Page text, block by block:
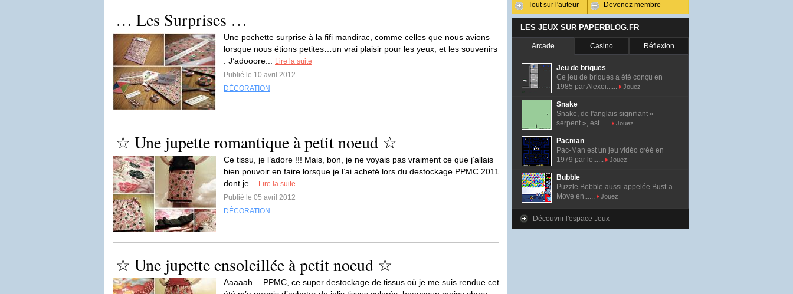
… Les Surprises …
Une pochette surprise à la fifi mandirac, comme celles que nous avions
lorsque nous étions petites…un vrai plaisir pour les yeux, et les souvenirs
: J’adooore...
Lire la suite
Publié le 10 avril 2012
DÉCORATION
☆ Une jupette romantique à petit noeud ☆
Ce tissu, je l’adore !!! Mais, bon, je ne voyais pas vraiment ce que j’allais
bien pouvoir en faire lorsque je l’ai acheté lors du destockage PPMC 2011
dont je...
Lire la suite
Publié le 05 avril 2012
DÉCORATION
☆ Une jupette ensoleillée à petit noeud ☆
Aaaaah….PPMC, ce super destockage de tissus où je me suis rendue cet
Tout sur l'auteur Devenez membre
LES JEUX SUR PAPERBLOG.FR
Arcade Casino Réflexion
Jeu de briques
Ce jeu de briques a été conçu en
1985 par Alexei......
Jouez
Snake
Snake, de l'anglais signifiant «
serpent », est......
Jouez
Pacman
Pac-Man est un jeu vidéo créé en
1979 par le......
Jouez
Bubble
Puzzle Bobble aussi appelée Bust-a-
Move en......
Jouez
Découvrir l'espace Jeux